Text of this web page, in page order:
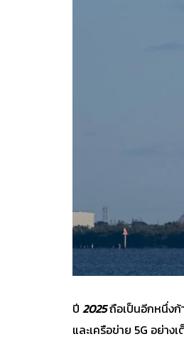
ปี 2025ถือเป็นอีกหนึ่งก้
และเครือข่าย 5G อย่าง